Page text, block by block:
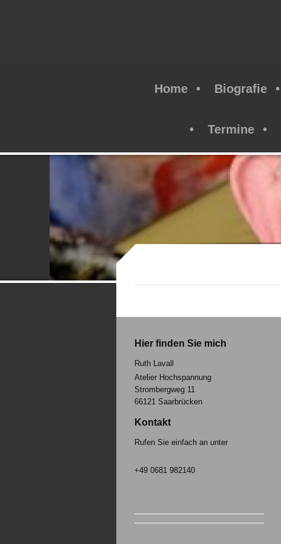
Home Biografie
Termine
Hier finden Sie mich
Ruth Lavall
Atelier Hochspannung
Strombergweg 11
66121 Saarbrücken
Kontakt
Rufen Sie einfach an unter
+49 0681 982140